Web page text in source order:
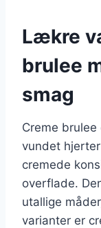
Lækre
brulee
smag
Creme
vundet
cremede
overflade.
utallige
varianter er